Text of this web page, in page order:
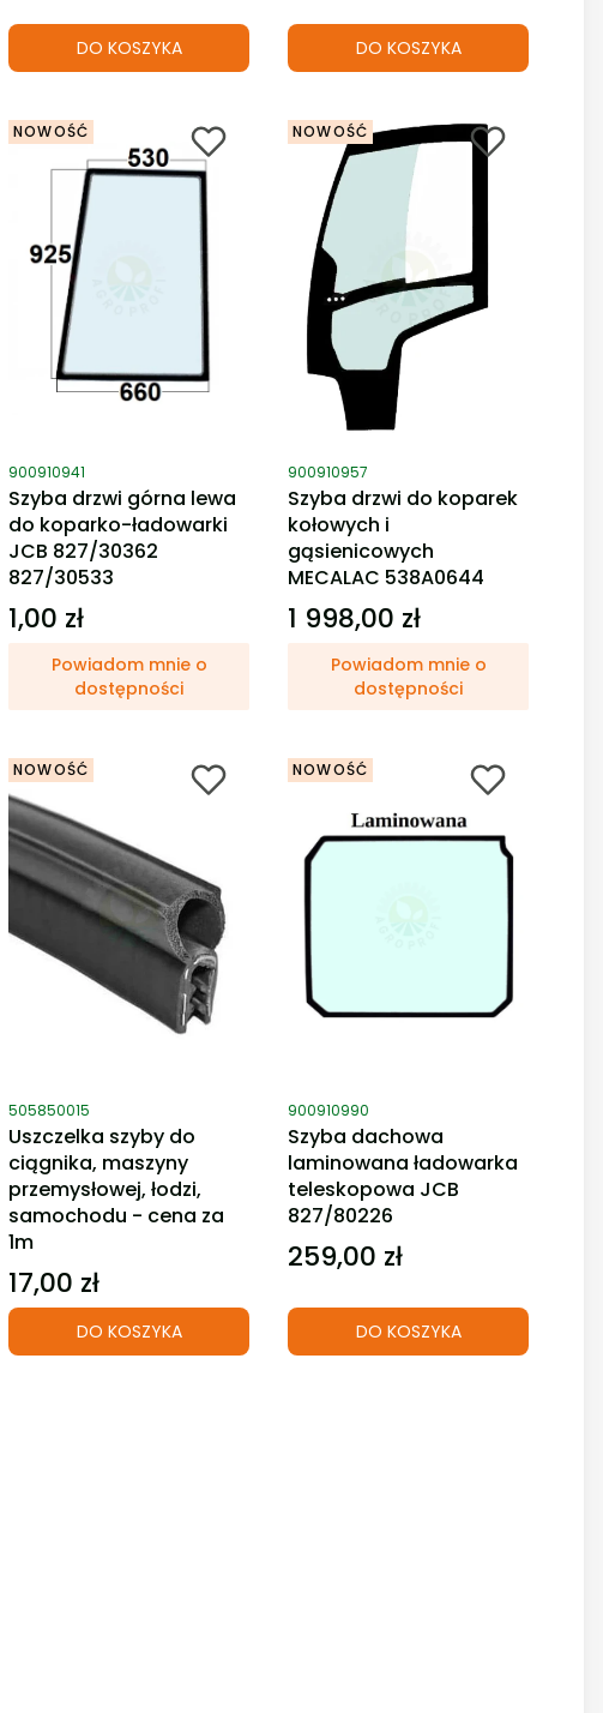
DO KOSZYKA DO KOSZYKA
NOWOŚĆ
Kod produktu
900910941
Szyba drzwi górna lewa
do koparko-ładowarki
JCB 827/30362
827/30533
Cena
1,00 zł
Powiadom mnie o
dostępności
NOWOŚĆ
Kod produktu
900910957
Szyba drzwi do koparek
kołowych i
gąsienicowych
MECALAC 538A0644
Cena
1 998,00 zł
Powiadom mnie o
dostępności
NOWOŚĆ
Kod produktu
505850015
Uszczelka szyby do
ciągnika, maszyny
przemysłowej, łodzi,
samochodu - cena za
1m
Cena
17,00 zł
DO KOSZYKA
NOWOŚĆ
Kod produktu
900910990
Szyba dachowa
laminowana ładowarka
teleskopowa JCB
827/80226
Cena
259,00 zł
DO KOSZYKA